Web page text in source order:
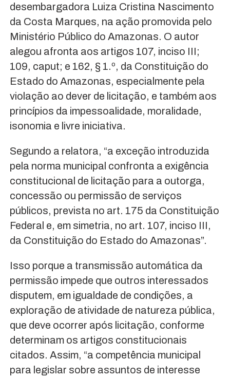
desembargadora Luiza Cristina Nascimento
da Costa Marques, na ação promovida pelo
Ministério Público do Amazonas. O autor
alegou afronta aos artigos 107, inciso III;
109, caput; e 162, § 1.º, da Constituição do
Estado do Amazonas, especialmente pela
violação ao dever de licitação, e também aos
princípios da impessoalidade, moralidade,
isonomia e livre iniciativa.
Segundo a relatora, “a exceção introduzida
pela norma municipal confronta a exigência
constitucional de licitação para a outorga,
concessão ou permissão de serviços
públicos, prevista no art. 175 da Constituição
Federal e, em simetria, no art. 107, inciso III,
da Constituição do Estado do Amazonas”.
Isso porque a transmissão automática da
permissão impede que outros interessados
disputem, em igualdade de condições, a
exploração de atividade de natureza pública,
que deve ocorrer após licitação, conforme
determinam os artigos constitucionais
citados. Assim, “a competência municipal
para legislar sobre assuntos de interesse